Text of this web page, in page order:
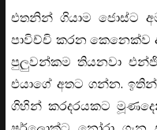
එතනින් ගියාම ජොස්ට
පාවිච්චි කරන කෙනෙක්ව
පුලුවන්කම තියනවා
එයාගේ අතට ගන්න.
ගිහින් කරදරයකට